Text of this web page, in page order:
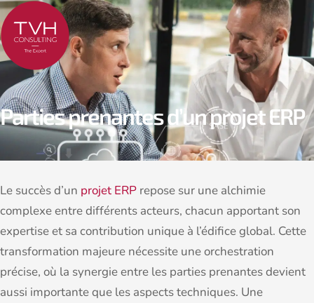
Parties prenantes d’un projet ERP
Le succès d’un projet ERP repose sur une alchimie
complexe entre différents acteurs, chacun apportant son
expertise et sa contribution unique à l’édifice global. Cette
transformation majeure nécessite une orchestration
précise, où la synergie entre les parties prenantes devient
aussi importante que les aspects techniques. Une